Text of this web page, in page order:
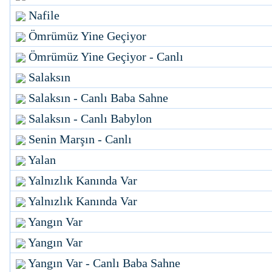
Nafile
Ömrümüz Yine Geçiyor
Ömrümüz Yine Geçiyor - Canlı
Salaksın
Salaksın - Canlı Baba Sahne
Salaksın - Canlı Babylon
Senin Marşın - Canlı
Yalan
Yalnızlık Kanında Var
Yalnızlık Kanında Var
Yangın Var
Yangın Var
Yangın Var - Canlı Baba Sahne